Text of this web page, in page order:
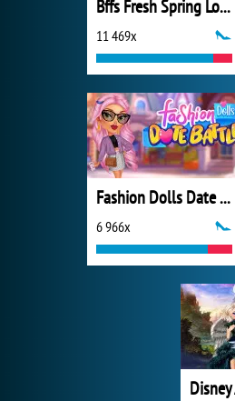
Bffs Fresh Spring Look
11 469x
Fashion Dolls Date Battle
6 966x